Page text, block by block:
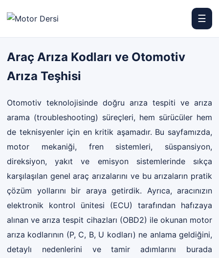
Motor Dersi
☰
Araç Arıza Kodları ve Otomotiv
Arıza Teşhisi
Otomotiv teknolojisinde doğru arıza tespiti ve arıza
arama (troubleshooting) süreçleri, hem sürücüler hem
de teknisyenler için en kritik aşamadır. Bu sayfamızda,
motor mekaniği, fren sistemleri, süspansiyon,
direksiyon, yakıt ve emisyon sistemlerinde sıkça
karşılaşılan genel araç arızalarını ve bu arızaların pratik
çözüm yollarını bir araya getirdik. Ayrıca, aracınızın
elektronik kontrol ünitesi (ECU) tarafından hafızaya
alınan ve arıza tespit cihazları (OBD2) ile okunan motor
arıza kodlarının (P, C, B, U kodları) ne anlama geldiğini,
detaylı nedenlerini ve tamir adımlarını burada